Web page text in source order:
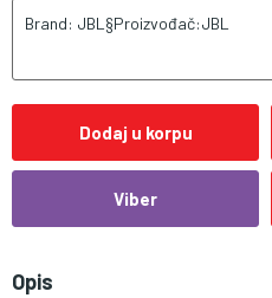
Brand: JBL§Proizvođač:JBL
Dodaj u korpu
Viber
Opis